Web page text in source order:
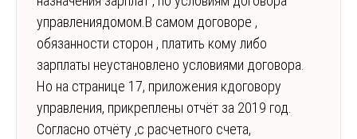
управлениядомом.В самом договоре ,
обязанности сторон , платить кому либо
зарплаты неустановлено условиями договора.
Но на странице 17, приложения кдоговору
управления, прикреплены отчёт за 2019 год.
Согласно отчёту ,с расчетного счета,